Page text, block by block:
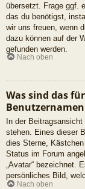
übersetzt. Frage ggf.
das du benötigst,
wir uns freuen, wenn
dazu können auf der
gefunden werden.
Nach oben
Was sind das
In der
stehen. Eines dieser
dies Sterne,
Status im Forum
„Avatar“ bezeichnet.
persönliches Bild,
Nach oben